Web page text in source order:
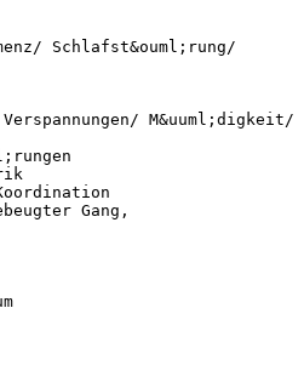
Schlafst&ouml;rung/
M&uuml;digkeit/
Gang,